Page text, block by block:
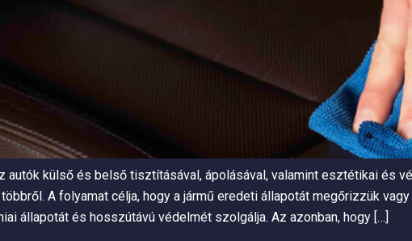
autók külső és belső tisztításával, ápolásával, valamint esztétikai és
A folyamat célja, hogy a jármű eredeti állapotát megőrizzük
állapotát és hosszútávú védelmét szolgálja. Az azonban, hogy […]